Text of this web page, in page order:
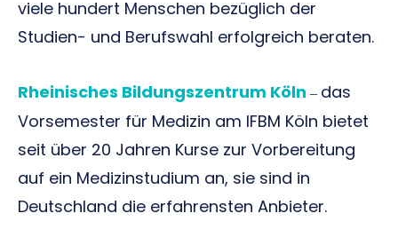
viele hundert Menschen bezüglich der
Studien- und Berufswahl erfolgreich beraten.
Rheinisches Bildungszentrum Köln – das
Vorsemester für Medizin am IFBM Köln bietet
seit über 20 Jahren Kurse zur Vorbereitung
auf ein Medizinstudium an, sie sind in
Deutschland die erfahrensten Anbieter.